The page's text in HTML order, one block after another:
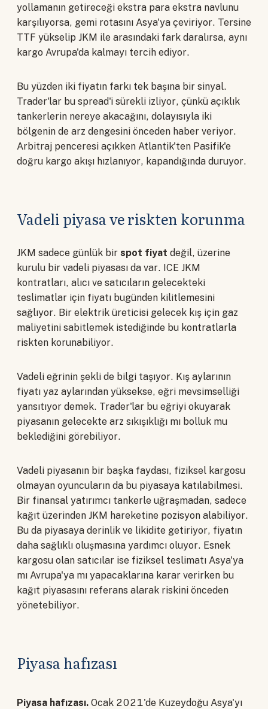
yollamanın getireceği ekstra para ekstra navlunu
karşılıyorsa, gemi rotasını Asya'ya çeviriyor. Tersine
TTF yükselip JKM ile arasındaki fark daralırsa, aynı
kargo Avrupa'da kalmayı tercih ediyor.
Bu yüzden iki fiyatın farkı tek başına bir sinyal.
Trader'lar bu spread'i sürekli izliyor, çünkü açıklık
tankerlerin nereye akacağını, dolayısıyla iki
bölgenin de arz dengesini önceden haber veriyor.
Arbitraj penceresi açıkken Atlantik'ten Pasifik'e
doğru kargo akışı hızlanıyor, kapandığında duruyor.
Vadeli piyasa ve riskten korunma
JKM sadece günlük bir spot fiyat değil, üzerine
kurulu bir vadeli piyasası da var. ICE JKM
kontratları, alıcı ve satıcıların gelecekteki
teslimatlar için fiyatı bugünden kilitlemesini
sağlıyor. Bir elektrik üreticisi gelecek kış için gaz
maliyetini sabitlemek istediğinde bu kontratlarla
riskten korunabiliyor.
Vadeli eğrinin şekli de bilgi taşıyor. Kış aylarının
fiyatı yaz aylarından yüksekse, eğri mevsimselliği
yansıtıyor demek. Trader'lar bu eğriyi okuyarak
piyasanın gelecekte arz sıkışıklığı mı bolluk mu
beklediğini görebiliyor.
Vadeli piyasanın bir başka faydası, fiziksel kargosu
olmayan oyuncuların da bu piyasaya katılabilmesi.
Bir finansal yatırımcı tankerle uğraşmadan, sadece
kağıt üzerinden JKM hareketine pozisyon alabiliyor.
Bu da piyasaya derinlik ve likidite getiriyor, fiyatın
daha sağlıklı oluşmasına yardımcı oluyor. Esnek
kargosu olan satıcılar ise fiziksel teslimatı Asya'ya
mı Avrupa'ya mı yapacaklarına karar verirken bu
kağıt piyasasını referans alarak riskini önceden
yönetebiliyor.
Piyasa hafızası
Piyasa hafızası. Ocak 2021'de Kuzeydoğu Asya'yı